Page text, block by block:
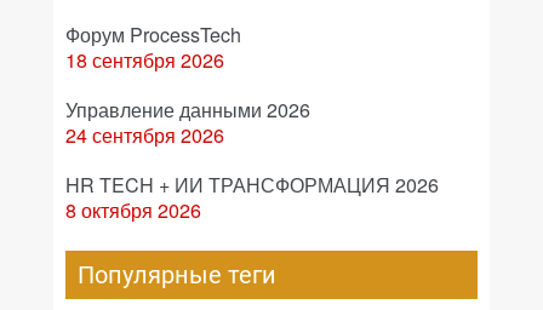
Форум ProcessTech
18 сентября 2026
Управление данными 2026
24 сентября 2026
HR TECH + ИИ ТРАНСФОРМАЦИЯ 2026
8 октября 2026
Популярные теги